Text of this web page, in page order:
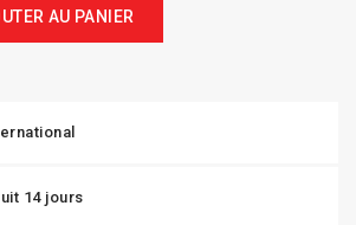
AU PANIER
14 jours